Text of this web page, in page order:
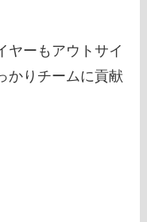
ヤーもアウトサイ
かりチームに貢献